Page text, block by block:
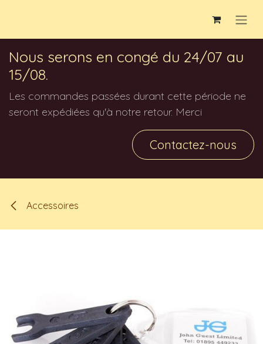
Nous serons en congé du 24/07 au
15/08.
Les commandes passées durant cette période ne
seront expédiées qu'à notre retour. Merci
Contactez-nous
Accessoires